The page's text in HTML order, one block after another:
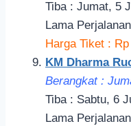
Tiba : Jumat, 5
Lama
Harga Tiket :
KM Dharma
Berangkat :
Tiba : Sabtu, 6
Lama